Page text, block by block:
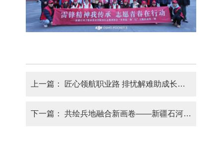
上一篇： 匠心领航职业路 排忧解难助成长——新疆石河子职业技术学院举办“大国工匠进校园”主题讲座
下一篇： 共绘兵地融合新画卷——新疆石河子职业技术学院师生代表赴乌鲁木齐开展主题研学活动